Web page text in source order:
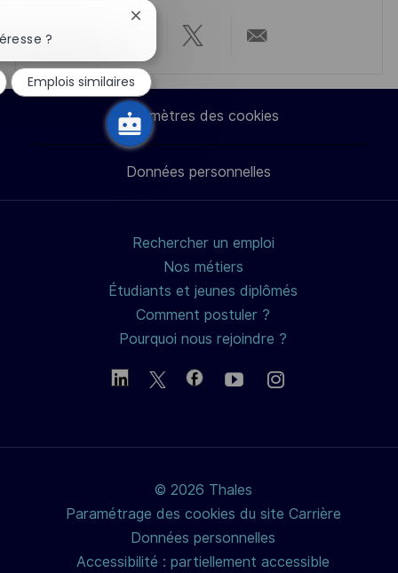
e
Partager
via
LinkedIn
Partager
via
Facebook
Partager
via
twitter
par
e-
mail
Paramètres des cookies
Données personnelles
Rechercher un emploi
Nos métiers
Étudiants et jeunes diplômés
Comment postuler ?
Pourquoi nous rejoindre ?
© 2026 Thales
Paramétrage des cookies du site Carrière
Données personnelles
Accessibilité : partiellement accessible
?
Fermer
notification
du
chatbot
Emplois similaires